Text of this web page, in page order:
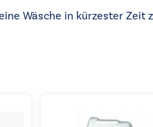
Wäsche in kürzester Zeit